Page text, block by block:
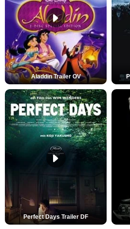
Aladdin Trailer OV
Perfect Days Trailer DF